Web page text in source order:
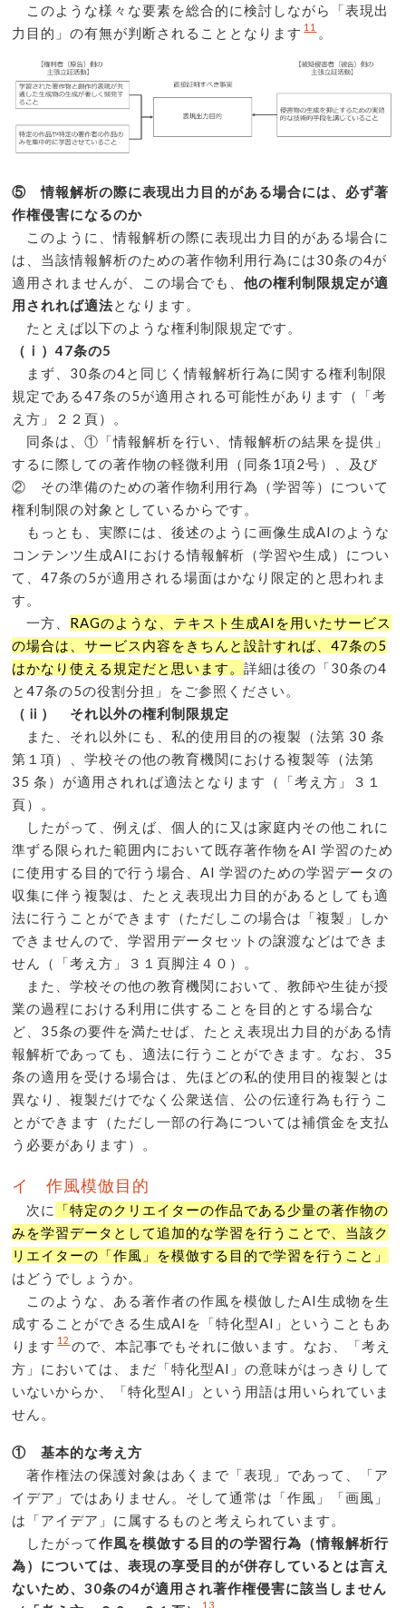
このような様々な要素を総合的に検討しながら「表現出
力目的」の有無が判断されることとなります 11 。
⑤ 情報解析の際に表現出力目的がある場合には、必ず著
作権侵害になるのか
このように、情報解析の際に表現出力目的がある場合に
は、当該情報解析のための著作物利用行為には30条の4が
適用されませんが、この場合でも、他の権利制限規定が適
用されれば適法となります。
たとえば以下のような権利制限規定です。
（ⅰ）47条の5
まず、30条の4と同じく情報解析行為に関する権利制限
規定である47条の5が適用される可能性があります（「考
え方」２２頁）。
同条は、①「情報解析を行い、情報解析の結果を提供」
するに際しての著作物の軽微利用（同条1項2号）、及び
② その準備のための著作物利用行為（学習等）について
権利制限の対象としているからです。
もっとも、実際には、後述のように画像生成AIのような
コンテンツ生成AIにおける情報解析（学習や生成）につい
て、47条の5が適用される場面はかなり限定的と思われま
す。
一方、 RAGのような、テキスト生成AIを用いたサービス
の場合は、サービス内容をきちんと設計すれば、47条の5
はかなり使える規定だと思います。詳細は後の「30条の4
と47条の5の役割分担」をご参照ください。
（ⅱ） それ以外の権利制限規定
また、それ以外にも、私的使用目的の複製（法第 30 条
第１項）、学校その他の教育機関における複製等（法第
35 条）が適用されれば適法となります（「考え方」３１
頁）。
したがって、例えば、個人的に又は家庭内その他これに
準ずる限られた範囲内において既存著作物をAI 学習のため
に使用する目的で行う場合、AI 学習のための学習データの
収集に伴う複製は、たとえ表現出力目的があるとしても適
法に行うことができます（ただしこの場合は「複製」しか
できませんので、学習用データセットの譲渡などはできま
せん（「考え方」３１頁脚注４０）。
また、学校その他の教育機関において、教師や生徒が授
業の過程における利用に供することを目的とする場合な
ど、35条の要件を満たせば、たとえ表現出力目的がある情
報解析であっても、適法に行うことができます。なお、35
条の適用を受ける場合は、先ほどの私的使用目的複製とは
異なり、複製だけでなく公衆送信、公の伝達行為も行うこ
とができます（ただし一部の行為については補償金を支払
う必要があります）。
イ 作風模倣目的
次に
「特定のクリエイターの作品である少量の著作物の
みを学習データとして追加的な学習を行うことで、当該ク
リエイターの「作風」を模倣する目的で学習を行うこと」
はどうでしょうか。
このような、ある著作者の作風を模倣したAI生成物を生
成することができる生成AIを「特化型AI」ということもあ
ります 12 ので、本記事でもそれに倣います。なお、「考え
方」においては、まだ「特化型AI」の意味がはっきりして
いないからか、「特化型AI」という用語は用いられていま
せん。
① 基本的な考え方
著作権法の保護対象はあくまで「表現」であって、「ア
イデア」ではありません。そして通常は「作風」「画風」
は「アイデア」に属するものと考えられています。
したがって作風を模倣する目的の学習行為（情報解析行
為）については、表現の享受目的が併存しているとは言え
ないため、30条の4が適用され著作権侵害に該当しません
13